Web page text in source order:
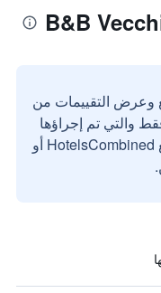
وعرض التقييمات من
والتي تم إجراؤها
بواسطة مستخدمين حقيقيين مع HotelsCombined أو